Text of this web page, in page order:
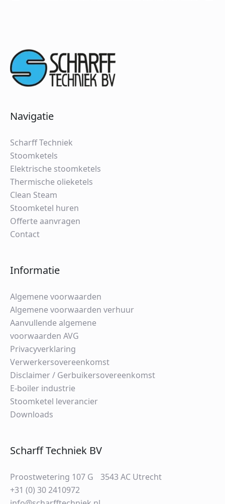
Navigatie
Scharff Techniek
Stoomketels
Elektrische stoomketels
Thermische olieketels
Clean Steam
Stoomketel huren
Offerte aanvragen
Contact
Informatie
Algemene voorwaarden
Algemene voorwaarden verhuur
Aanvullende algemene
voorwaarden AVG
Privacyverklaring
Verwerkersovereenkomst
Disclaimer / Gerbuikersovereenkomst
E-boiler industrie
Stoomketel leverancier
Downloads
Scharff Techniek BV
Proostwetering 107 G 3543 AC Utrecht
+31 (0) 30 2410972